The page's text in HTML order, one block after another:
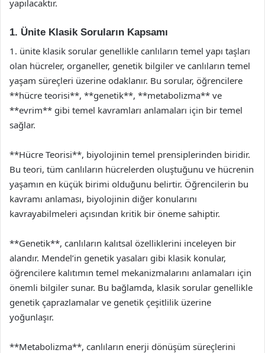
yapılacaktır.
1. Ünite Klasik Soruların Kapsamı
1. ünite klasik sorular genellikle canlıların temel yapı taşları
olan hücreler, organeller, genetik bilgiler ve canlıların temel
yaşam süreçleri üzerine odaklanır. Bu sorular, öğrencilere
**hücre teorisi**, **genetik**, **metabolizma** ve
**evrim** gibi temel kavramları anlamaları için bir temel
sağlar.
**Hücre Teorisi**, biyolojinin temel prensiplerinden biridir.
Bu teori, tüm canlıların hücrelerden oluştuğunu ve hücrenin
yaşamın en küçük birimi olduğunu belirtir. Öğrencilerin bu
kavramı anlaması, biyolojinin diğer konularını
kavrayabilmeleri açısından kritik bir öneme sahiptir.
**Genetik**, canlıların kalıtsal özelliklerini inceleyen bir
alandır. Mendel’in genetik yasaları gibi klasik konular,
öğrencilere kalıtımın temel mekanizmalarını anlamaları için
önemli bilgiler sunar. Bu bağlamda, klasik sorular genellikle
genetik çaprazlamalar ve genetik çeşitlilik üzerine
yoğunlaşır.
**Metabolizma**, canlıların enerji dönüşüm süreçlerini